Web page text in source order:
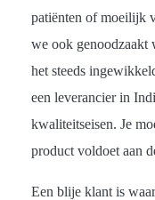
patiënten of moeilijk
we ook genoodzaakt
het steeds
een leverancier in
kwaliteitseisen. Je
product voldoet aan
Een blije klant is